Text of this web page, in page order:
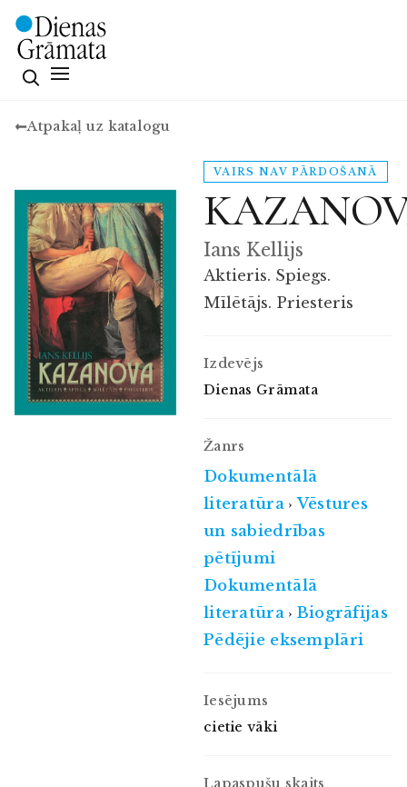
Atpakaļ uz katalogu
VAIRS NAV PĀRDOŠANĀ
Ians Kellijs
Aktieris. Spiegs.
Mīlētājs. Priesteris
Izdevējs
Dienas Grāmata
Žanrs
Dokumentālā
literatūra› Vēstures
un sabiedrības
pētījumi
Dokumentālā
literatūra› Biogrāfijas
Pēdējie eksemplāri
Iesējums
cietie vāki
Lapaspušu skaits